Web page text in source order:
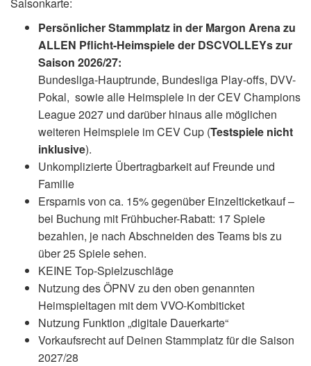
Persönlicher Stammplatz in der Margon Arena zu
ALLEN Pflicht-Heimspiele der DSCVOLLEYs zur
Saison 2026/27:
Bundesliga-Hauptrunde, Bundesliga Play-offs, DVV-
Pokal, sowie alle Heimspiele in der CEV Champions
League 2027 und darüber hinaus alle möglichen
weiteren Heimspiele im CEV Cup (Testspiele nicht
inklusive).
Unkomplizierte Übertragbarkeit auf Freunde und
Familie
Ersparnis von ca. 15% gegenüber Einzelticketkauf –
bei Buchung mit Frühbucher-Rabatt: 17 Spiele
bezahlen, je nach Abschneiden des Teams bis zu
über 25 Spiele sehen.
KEINE Top-Spielzuschläge
Nutzung des ÖPNV zu den oben genannten
Heimspieltagen mit dem VVO-Kombiticket
Nutzung Funktion „digitale Dauerkarte“
Vorkaufsrecht auf Deinen Stammplatz für die Saison
2027/28